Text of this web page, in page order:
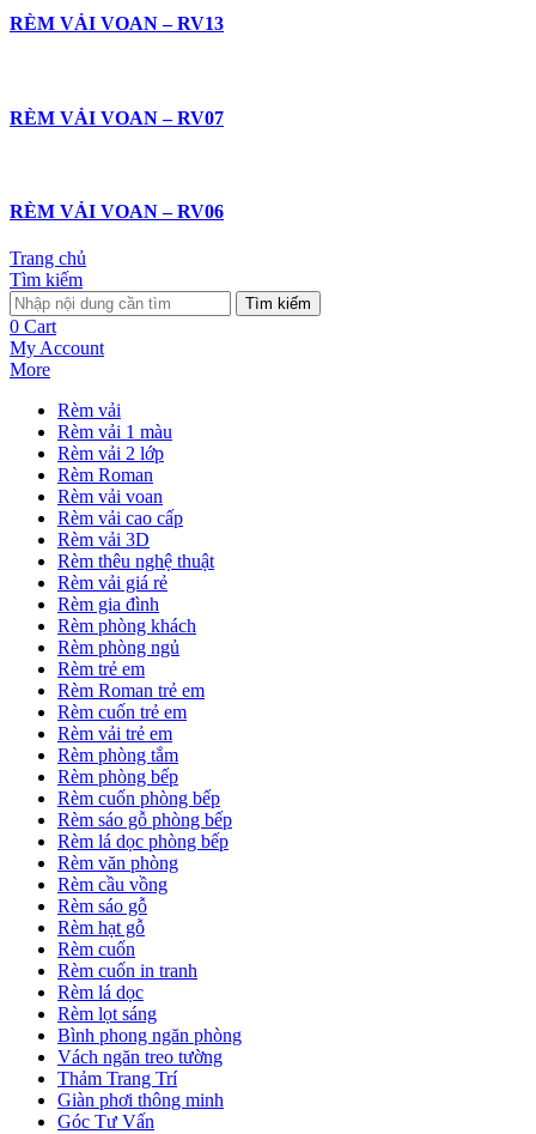
RÈM VẢI VOAN – RV13
RÈM VẢI VOAN – RV07
RÈM VẢI VOAN – RV06
Trang chủ
Tìm kiếm
Tìm kiếm
0 Cart
My Account
More
Rèm vải
Rèm vải 1 màu
Rèm vải 2 lớp
Rèm Roman
Rèm vải voan
Rèm vải cao cấp
Rèm vải 3D
Rèm thêu nghệ thuật
Rèm vải giá rẻ
Rèm gia đình
Rèm phòng khách
Rèm phòng ngủ
Rèm trẻ em
Rèm Roman trẻ em
Rèm cuốn trẻ em
Rèm vải trẻ em
Rèm phòng tắm
Rèm phòng bếp
Rèm cuốn phòng bếp
Rèm sáo gỗ phòng bếp
Rèm lá dọc phòng bếp
Rèm văn phòng
Rèm cầu vồng
Rèm sáo gỗ
Rèm hạt gỗ
Rèm cuốn
Rèm cuốn in tranh
Rèm lá dọc
Rèm lọt sáng
Bình phong ngăn phòng
Vách ngăn treo tường
Thảm Trang Trí
Giàn phơi thông minh
Góc Tư Vấn